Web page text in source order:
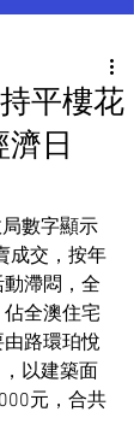
平樓花
日
數字顯示
成交，按年
滯悶，全
全澳住宅
路環珀悅
以建築面
元，合共